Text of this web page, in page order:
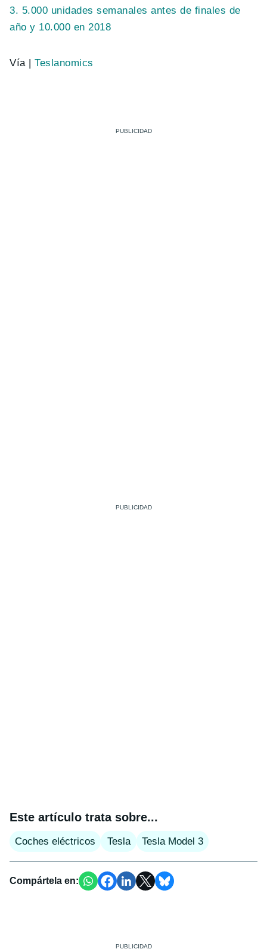
3. 5.000 unidades semanales antes de finales de
año y 10.000 en 2018
Vía |Teslanomics
Este artículo trata sobre...
Coches eléctricos Tesla Tesla Model 3
Compártela en: